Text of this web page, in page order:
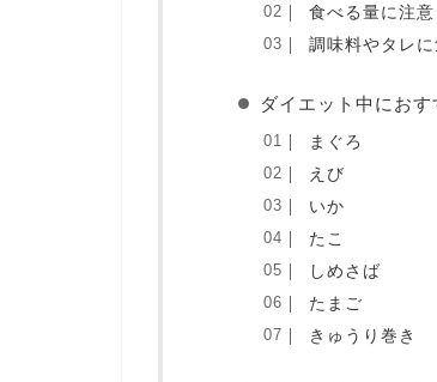
食べる量に注意
調味料やタレ
ダイエット中にお
まぐろ
えび
いか
たこ
しめさば
たまご
きゅうり巻き